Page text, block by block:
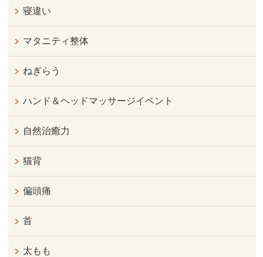
寝違い
マタニティ整体
ねぎらう
ハンド＆ヘッドマッサージイベント
自然治癒力
猫背
偏頭痛
首
太もも